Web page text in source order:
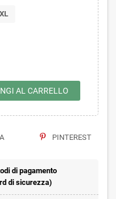
AL CARRELLO
PINTEREST
di pagamento
di sicurezza)